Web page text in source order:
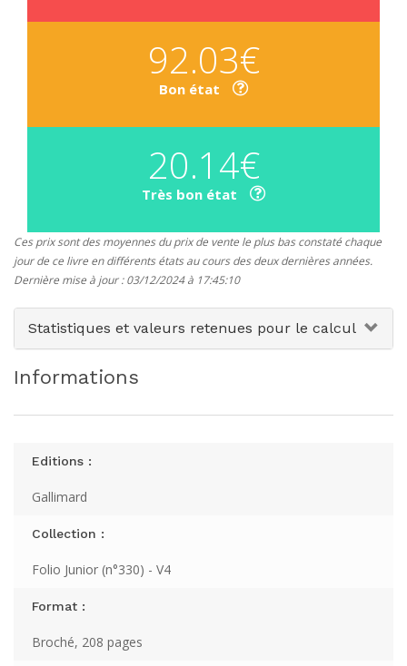
92.03€
Bon état
20.14€
Très bon état
Ces prix sont des moyennes du prix de vente le plus bas constaté chaque
jour de ce livre en différents états au cours des deux dernières années.
Dernière mise à jour : 03/12/2024 à 17:45:10
Statistiques et valeurs retenues pour le calcul
Informations
Editions :
Gallimard
Collection :
Folio Junior (n°330) - V4
Format :
Broché, 208 pages